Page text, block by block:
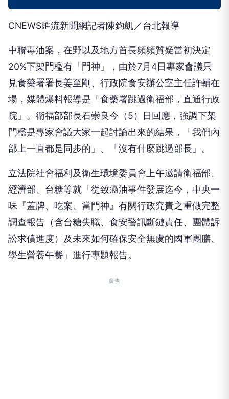
CNEWS匯流新聞網記者陳鈞凱／台北報導
中聯毒油案，在野以及地方首長頻頻質疑當初決定
20%下架門檻有「門神」，由於7月4日專家會議只
見食藥署署長姜至剛、行政院食安辦公室主任許輔在
場，媒體爆料報導是「食藥署跳過衛福部，直通行政
院」。衛福部部長石崇良今（5）日回應，強調下架
門檻是專家會議大家一起討論出來的結果，「我們內
部上一直都是同步的」、「沒有什麼跳過部長」。
立法院社會福利及衛生環境委員會上午邀請衛福部、
經濟部、台糖等就「從致癌油事件發展迄今，中央一
味『蓋牌、吃案、當門神』有關行政究責之重做完整
調查報告（含台糖失職、食安警訊斷鏈責任、團體訴
訟求償進度）及未來如何確保安全無虞的國軍團膳、
學生營養午餐」進行專題報告。
廣告